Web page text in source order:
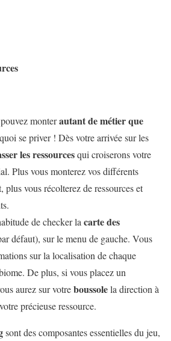
monterautant de métier que
se priver ! Dès votre arrivée sur les
les ressourcesqui croiserons votre
Plus vous monterez vos différents
plus vous récolterez de ressources et
de checker la carte des
défaut), sur le menu de gauche. Vous
sur la localisation de chaque
De plus, si vous placez un
aurez sur votreboussolela direction à
précieuse ressource.
sont des composantes essentielles du jeu,